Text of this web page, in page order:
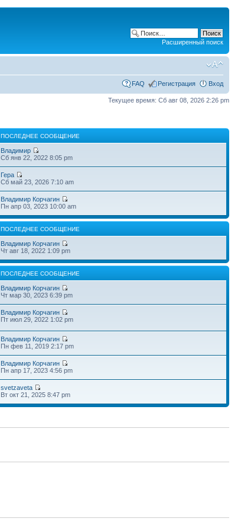
Расширенный поиск
FAQ Регистрация Вход
Текущее время: Сб авг 08, 2026 2:26 pm
ПОСЛЕДНЕЕ СООБЩЕНИЕ
Владимир
Сб янв 22, 2022 8:05 pm
Гера
Сб май 23, 2026 7:10 am
Владимир Корчагин
Пн апр 03, 2023 10:00 am
ПОСЛЕДНЕЕ СООБЩЕНИЕ
Владимир Корчагин
Чт авг 18, 2022 1:09 pm
ПОСЛЕДНЕЕ СООБЩЕНИЕ
Владимир Корчагин
Чт мар 30, 2023 6:39 pm
Владимир Корчагин
Пт июл 29, 2022 1:02 pm
Владимир Корчагин
Пн фев 11, 2019 2:17 pm
Владимир Корчагин
Пн апр 17, 2023 4:56 pm
svetzaveta
Вт окт 21, 2025 8:47 pm